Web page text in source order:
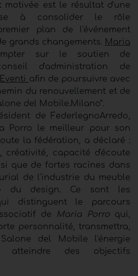
motivée est le résultat d'une
à consolider le rôle
plan de l'événement
grands changements. Maria
sur le soutien de
d'administration de
afin de poursuivre avec
du renouvellement et de
del Mobile.Milano“.
de FederlegnoArredo,
Porro le meilleur pour son
la fédération, a déclaré :
créativité, capacité d'écoute
que de fortes racines dans
de l'industrie du meuble
du design. Ce sont les
distinguent le parcours
de
Maria Porro qui,
personnalité, transmettra,
del Mobile l'énergie
atteindre des objectifs